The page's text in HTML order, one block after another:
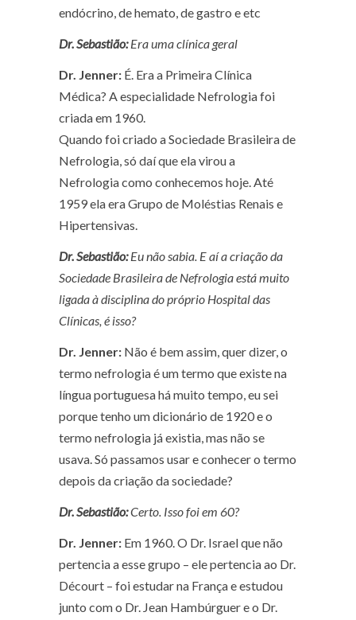
endócrino, de hemato, de gastro e etc
Dr. Sebastião:Era uma clínica geral
Dr. Jenner: É. Era a Primeira Clínica
Médica? A especialidade Nefrologia foi
criada em 1960.
Quando foi criado a Sociedade Brasileira de
Nefrologia, só daí que ela virou a
Nefrologia como conhecemos hoje. Até
1959 ela era Grupo de Moléstias Renais e
Hipertensivas.
Dr. Sebastião:Eu não sabia. E aí a criação da
Sociedade Brasileira de Nefrologia está muito
ligada à disciplina do próprio Hospital das
Clínicas, é isso?
Dr. Jenner: Não é bem assim, quer dizer, o
termo nefrologia é um termo que existe na
língua portuguesa há muito tempo, eu sei
porque tenho um dicionário de 1920 e o
termo nefrologia já existia, mas não se
usava. Só passamos usar e conhecer o termo
depois da criação da sociedade?
Dr. Sebastião:Certo. Isso foi em 60?
Dr. Jenner: Em 1960. O Dr. Israel que não
pertencia a esse grupo – ele pertencia ao Dr.
Décourt – foi estudar na França e estudou
junto com o Dr. Jean Hambúrguer e o Dr.